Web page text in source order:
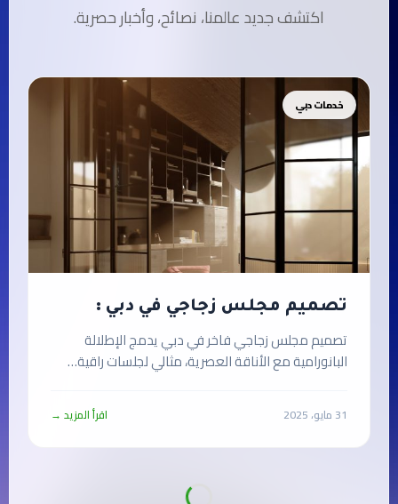
اكتشف جديد عالمنا، نصائح، وأخبار حصرية.
خدمات دبي
تصميم مجلس زجاجي في دبي :
تصميم مجلس زجاجي فاخر في دبي يدمج الإطلالة
البانورامية مع الأناقة العصرية، مثالي لجلسات راقية…
31 مايو، 2025 اقرأ المزيد →